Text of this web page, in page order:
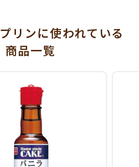
リンに使われている
商品一覧